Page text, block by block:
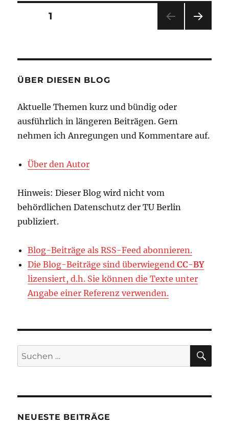
Hochschulen:
Was
und
Seitennummerierung
Beiträge
SEITE1
E
ÜBER DIESEN BLOG
Aktuelle Themen kurz und bündig oder
ausführlich in längeren Beiträgen. Gern
nehmen ich Anregungen und Kommentare auf.
Über den Autor
Hinweis: Dieser Blog wird nicht vom
behördlichen Datenschutz der TU Berlin
publiziert.
Blog-Beiträge als RSS-Feed abonnieren.
Die Blog-Beiträge sind überwiegendCC-BY
lizensiert, d.h. Sie können die Texte unter
Angabe einer Referenz verwenden.
Suchen
nach:
NEUESTE BEITRÄGE